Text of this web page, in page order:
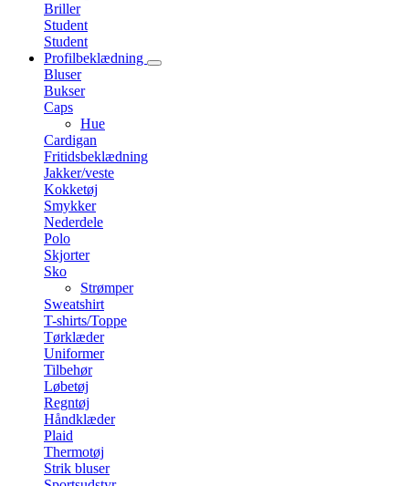
Briller
Student
Student
Profilbeklædning
Bluser
Bukser
Caps
Hue
Cardigan
Fritidsbeklædning
Jakker/veste
Kokketøj
Smykker
Nederdele
Polo
Skjorter
Sko
Strømper
Sweatshirt
T-shirts/Toppe
Tørklæder
Uniformer
Tilbehør
Løbetøj
Regntøj
Håndklæder
Plaid
Thermotøj
Strik bluser